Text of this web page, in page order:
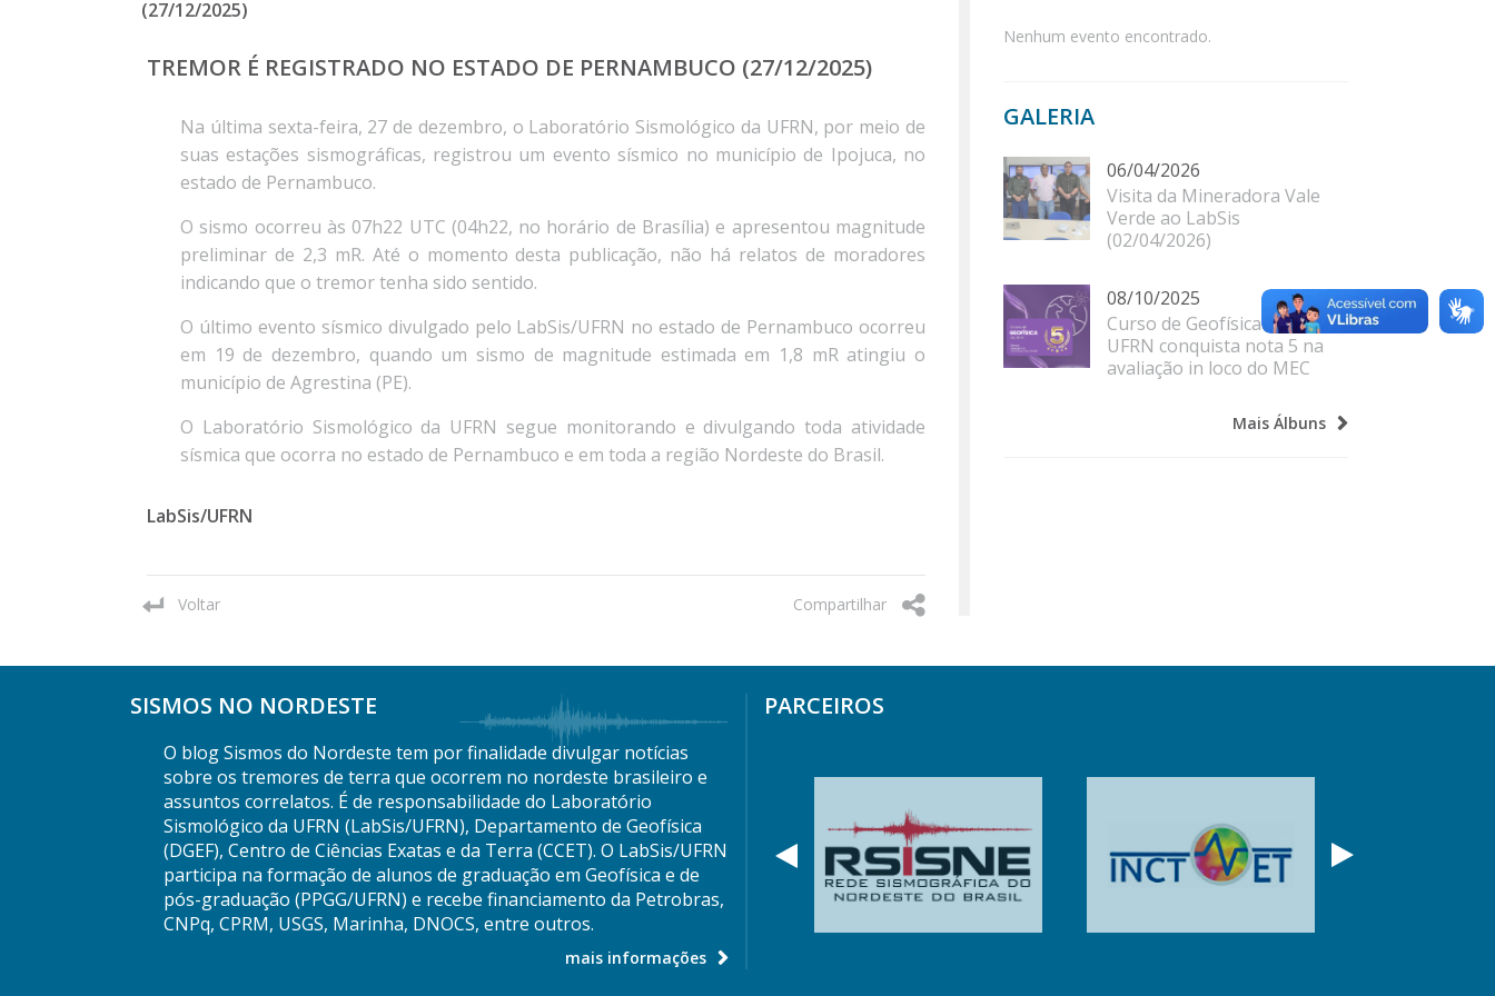
(27/12/2025)
TREMOR É REGISTRADO NO ESTADO DE PERNAMBUCO (27/12/2025)
Na última sexta-feira, 27 de dezembro, o Laboratório Sismológico da UFRN, por meio de
suas estações sismográficas, registrou um evento sísmico no município de Ipojuca, no
estado de Pernambuco.
O sismo ocorreu às 07h22 UTC (04h22, no horário de Brasília) e apresentou magnitude
preliminar de 2,3 mR. Até o momento desta publicação, não há relatos de moradores
indicando que o tremor tenha sido sentido.
O último evento sísmico divulgado pelo LabSis/UFRN no estado de Pernambuco ocorreu
em 19 de dezembro, quando um sismo de magnitude estimada em 1,8 mR atingiu o
município de Agrestina (PE).
O Laboratório Sismológico da UFRN segue monitorando e divulgando toda atividade
sísmica que ocorra no estado de Pernambuco e em toda a região Nordeste do Brasil.
LabSis/UFRN
Voltar Compartilhar
Nenhum evento encontrado.
GALERIA
06/04/2026
Visita da Mineradora Vale
Verde ao LabSis
(02/04/2026)
08/10/2025
Curso de Geofísica da
UFRN conquista nota 5 na
avaliação in loco do MEC
Mais Álbuns
SISMOS NO NORDESTE
O blog Sismos do Nordeste tem por finalidade divulgar notícias
sobre os tremores de terra que ocorrem no nordeste brasileiro e
assuntos correlatos. É de responsabilidade do Laboratório
Sismológico da UFRN (LabSis/UFRN), Departamento de Geofísica
(DGEF), Centro de Ciências Exatas e da Terra (CCET). O LabSis/UFRN
participa na formação de alunos de graduação em Geofísica e de
pós-graduação (PPGG/UFRN) e recebe financiamento da Petrobras,
CNPq, CPRM, USGS, Marinha, DNOCS, entre outros.
mais informações
PARCEIROS
Anterior Próximo